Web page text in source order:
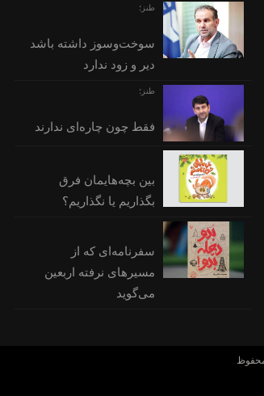
طنز؛
سوخت‌وسوز داشته باشد
دیر و زود ندارد
طنز؛
فقط چون چاره‌ای ندارند
بین بچه‌هایمان فرق
بگذاریم یا نگذاریم؟
سفرنامه‌ای که از
مسیرهای نرفته اربعین
می‌گوید